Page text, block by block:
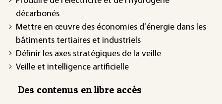
décarbonés
Mettre en œuvre des économies d'énergie dans les
bâtiments tertiaires et industriels
Définir les axes stratégiques de la veille
Veille et intelligence artificielle
Des contenus en libre accès